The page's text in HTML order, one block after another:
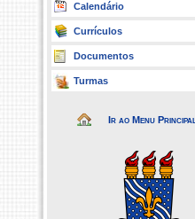
Calendário
Currículos
Documentos
Turmas
Ir ao Menu Principal